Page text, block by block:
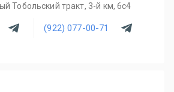
Тобольский тракт, 3-й км, 6с4
(922) 077-00-71